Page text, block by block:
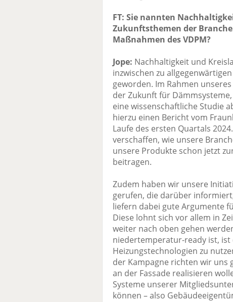
FT: Sie nannten
Zukunftsthemen der
Maßnahmen des VDPM?
Jope: Nachhaltigkeit und
inzwischen zu
geworden. Im Rahmen
der Zukunft für
eine wissenschaftliche Studie
hierzu einen Bericht vom
Laufe des ersten Quartals
verschaffen, wie unsere
unsere Produkte schon jetzt
beitragen.
Zudem haben wir unsere
gerufen, die darüber
liefern dabei gute Argumente
Diese lohnt sich vor allem in
weiter nach oben gehen
niedertemperatur-ready ist, ist
Heizungstechnologien zu
der Kampagne richten wir uns
an der Fassade realisieren
Systeme unserer
können – also